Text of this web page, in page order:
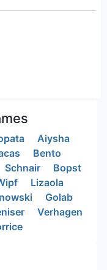
Aiysha
Bento
Schnair
Bopst
Lizaola
Golab
Verhagen